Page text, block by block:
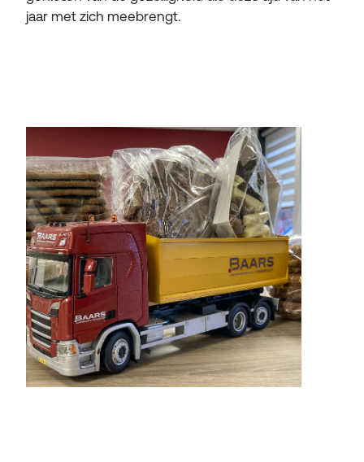
jaar met zich meebrengt.